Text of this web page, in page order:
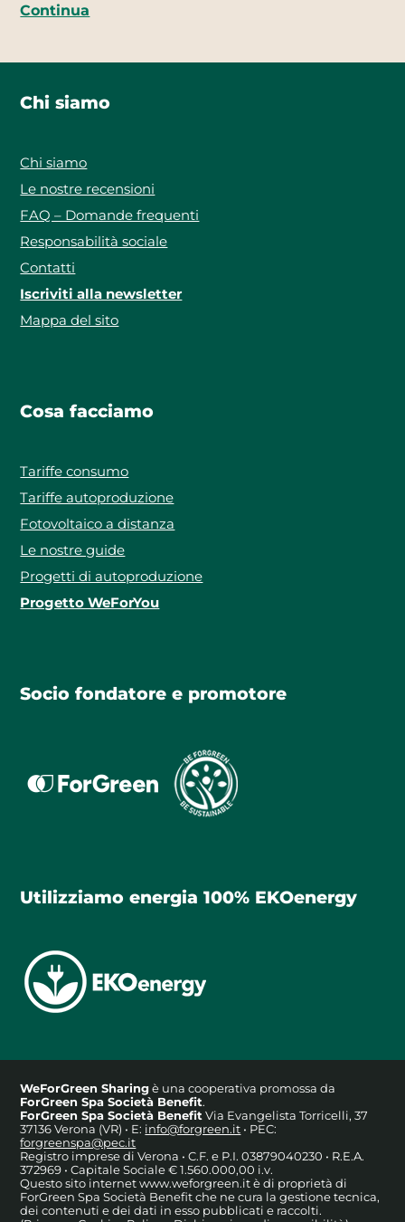
Continua
Chi siamo
Chi siamo
Le nostre recensioni
FAQ – Domande frequenti
Responsabilità sociale
Contatti
Iscriviti alla newsletter
Mappa del sito
Cosa facciamo
Tariffe consumo
Tariffe autoproduzione
Fotovoltaico a distanza
Le nostre guide
Progetti di autoproduzione
Progetto WeForYou
Socio fondatore e promotore
Utilizziamo energia 100% EKOenergy
WeForGreen Sharingè una cooperativa promossa da
ForGreen Spa Società Benefit.
ForGreen Spa Società BenefitVia Evangelista Torricelli, 37
37136 Verona (VR) • E: info@forgreen.it • PEC:
forgreenspa@pec.it
Registro imprese di Verona • C.F. e P.I. 03879040230 • R.E.A.
372969 • Capitale Sociale € 1.560.000,00 i.v.
Questo sito internet www.weforgreen.it è di proprietà di
ForGreen Spa Società Benefit che ne cura la gestione tecnica,
dei contenuti e dei dati in esso pubblicati e raccolti.